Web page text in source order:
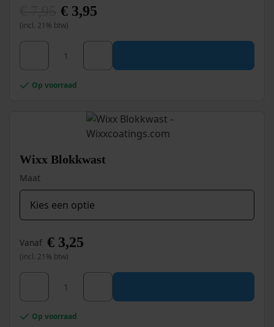
Oorspronkelijke
prijs
€ 7,95.
€ 3,95
Huidige
prijs
€ 3,95.
(incl. 21% btw)
Afdekzeil LDPE 40 my, 4x5 m aantal
Op voorraad
Wixx Blokkwast
Maat
Vanaf € 3,25
(incl. 21% btw)
Wixx Blokkwast aantal
Dit
heeft
meerdere
Op voorraad